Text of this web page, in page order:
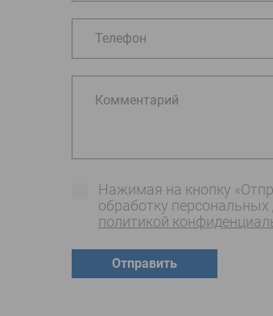
Нажимая на кнопку
обработку
политикой
Отправить